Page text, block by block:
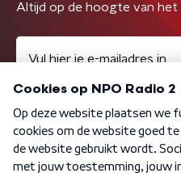
Altijd op de hoogte van het
Algemene voorwaarden